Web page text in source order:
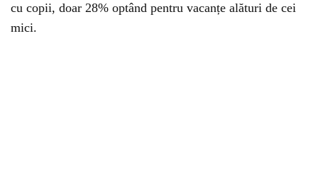
cu copii, doar 28% optând pentru vacanțe alături de cei
mici.